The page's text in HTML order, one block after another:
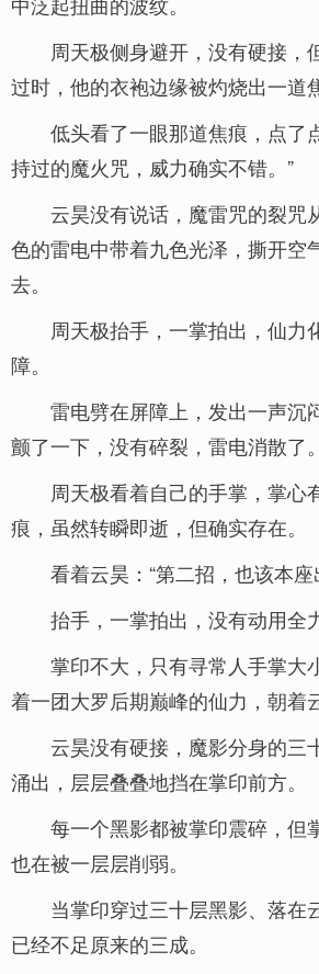
周天极侧身避开，没有硬接，
过时，他的衣袍边缘被灼烧出一道
低头看了一眼那道焦痕，点了
持过的魔火咒，威力确实不错。”
云昊没有说话，魔雷咒的裂咒
色的雷电中带着九色光泽，撕开空
去。
周天极抬手，一掌拍出，仙力
障。
雷电劈在屏障上，发出一声沉
颤了一下，没有碎裂，雷电消散了。
周天极看着自己的手掌，掌心
痕，虽然转瞬即逝，但确实存在。
看着云昊：“第二招，也该本座
抬手，一掌拍出，没有动用全
掌印不大，只有寻常人手掌大
着一团大罗后期巅峰的仙力，朝着
云昊没有硬接，魔影分身的三
涌出，层层叠叠地挡在掌印前方。
每一个黑影都被掌印震碎，但
也在被一层层削弱。
当掌印穿过三十层黑影、落在
已经不足原来的三成。